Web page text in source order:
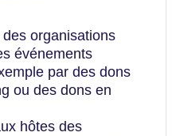
organisations
événements
par des dons
ou des dons en
hôtes des